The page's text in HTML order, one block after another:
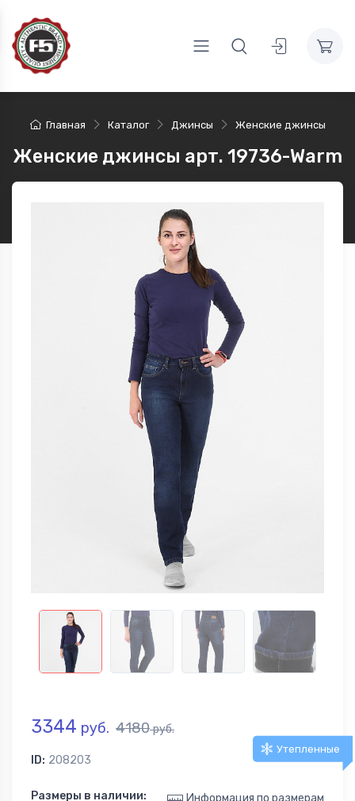
Главная Каталог Джинсы Женские джинсы
Женские джинсы арт. 19736-Warm
3344 руб. 4180руб.
Утепленные
ID: 208203
Размеры в наличии: